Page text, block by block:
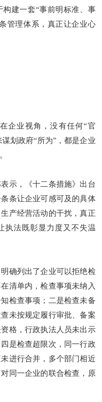
建一套“事前明标准、事
管理体系，真正让企业心
企业视角，没有任何“官
划政府“所为”，都是企业
示，《十二条措施》出台
条让企业可感可及的具体
产经营活动的干扰，真正
执法既彰显力度又不失温
确列出了企业可以拒绝检
清单内，检查事项未纳入
检查事项；二是检查未备
未按规定履行审批、备案
格，行政执法人员未出示
是检查超限次，同一行政
进行合并，多个部门相近
同一企业的联合检查，原